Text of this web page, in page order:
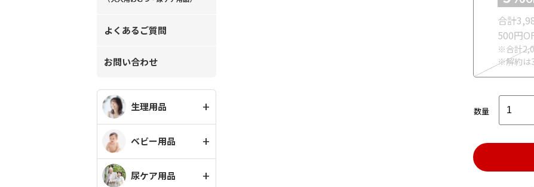
よくあるご質問
お問い合わせ
生理用品
ベビー用品
尿ケア用品
合計
500円
※合計
※解約は
数量